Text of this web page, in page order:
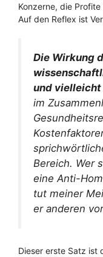
Konzerne, die
Auf den Reflex ist
Die Wirkung
und vielleicht
im
Bereich. Wer
eine Anti-
tut meiner
er anderen
Dieser erste Satz ist